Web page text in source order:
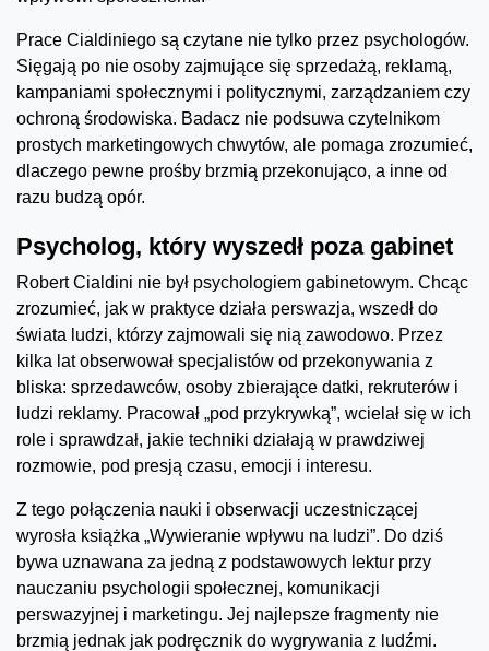
Prace Cialdiniego są czytane nie tylko przez psychologów.
Sięgają po nie osoby zajmujące się sprzedażą, reklamą,
kampaniami społecznymi i politycznymi, zarządzaniem czy
ochroną środowiska. Badacz nie podsuwa czytelnikom
prostych marketingowych chwytów, ale pomaga zrozumieć,
dlaczego pewne prośby brzmią przekonująco, a inne od
razu budzą opór.
Psycholog, który wyszedł poza gabinet
Robert Cialdini nie był psychologiem gabinetowym. Chcąc
zrozumieć, jak w praktyce działa perswazja, wszedł do
świata ludzi, którzy zajmowali się nią zawodowo. Przez
kilka lat obserwował specjalistów od przekonywania z
bliska: sprzedawców, osoby zbierające datki, rekruterów i
ludzi reklamy. Pracował „pod przykrywką”, wcielał się w ich
role i sprawdzał, jakie techniki działają w prawdziwej
rozmowie, pod presją czasu, emocji i interesu.
Z tego połączenia nauki i obserwacji uczestniczącej
wyrosła książka „Wywieranie wpływu na ludzi”. Do dziś
bywa uznawana za jedną z podstawowych lektur przy
nauczaniu psychologii społecznej, komunikacji
perswazyjnej i marketingu. Jej najlepsze fragmenty nie
brzmią jednak jak podręcznik do wygrywania z ludźmi.